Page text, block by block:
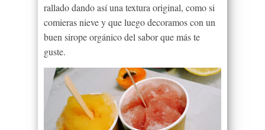
rallado dando asíuna textura original, como si
comieras nieve y que luego decoramos con un
buen sirope orgánico del sabor que más te
guste.